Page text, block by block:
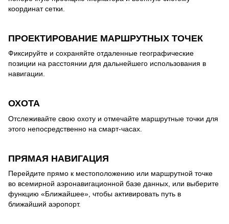
координат сетки.
ПРОЕКТИРОВАНИЕ МАРШРУТНЫХ ТОЧЕК
Фиксируйте и сохраняйте отдаленные географические
позиции на расстоянии для дальнейшего использования в
навигации.
ОХОТА
Отслеживайте свою охоту и отмечайте маршрутные точки для
этого непосредственно на смарт-часах.
ПРЯМАЯ НАВИГАЦИЯ
Перейдите прямо к местоположению или маршрутной точке
во всемирной аэронавигационной базе данных, или выберите
функцию «Ближайшее», чтобы активировать путь в
ближайший аэропорт.